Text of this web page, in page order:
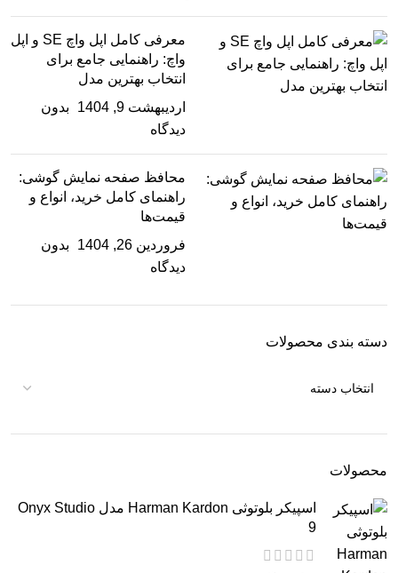
معرفی کامل اپل واچ SE و اپل
واچ: راهنمایی جامع برای
انتخاب بهترین مدل
اردیبهشت 9, 1404
بدون
دیدگاه
محافظ صفحه نمایش گوشی:
راهنمای کامل خرید، انواع و
قیمت‌ها
فروردین 26, 1404
بدون
دیدگاه
دسته بندی محصولات
محصولات
اسپیکر بلوتوثی Harman Kardon مدل Onyx Studio
9